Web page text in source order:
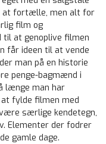
at fortælle, men alt for
film og
til at genoplive filmen
får ideen til at vende
man på en historie
penge-bagmænd i
længe man har
fylde filmen med
særlige kendetegn,
Elementer der fodrer
gamle dage.